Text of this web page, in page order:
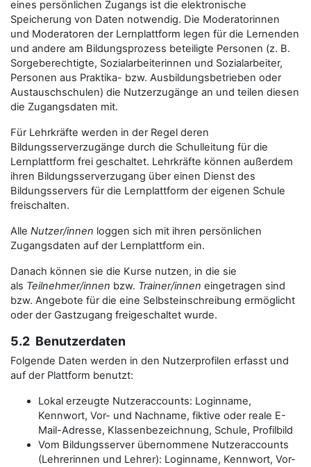
eines persönlichen Zugangs ist die elektronische
Speicherung von Daten notwendig. Die Moderatorinnen
und Moderatoren der Lernplattform legen für die Lernenden
und andere am Bildungsprozess beteiligte Personen (z. B.
Sorgeberechtigte, Sozialarbeiterinnen und Sozialarbeiter,
Personen aus Praktika- bzw. Ausbildungsbetrieben oder
Austauschschulen) die Nutzerzugänge an und teilen diesen
die Zugangsdaten mit.
Für Lehrkräfte werden in der Regel deren
Bildungsserverzugänge durch die Schulleitung für die
Lernplattform frei geschaltet. Lehrkräfte können außerdem
ihren Bildungsserverzugang über einen Dienst des
Bildungsservers für die Lernplattform der eigenen Schule
freischalten.
Alle Nutzer/innen loggen sich mit ihren persönlichen
Zugangsdaten auf der Lernplattform ein.
Danach können sie die Kurse nutzen, in die sie
als Teilnehmer/innen bzw. Trainer/innen eingetragen sind
bzw. Angebote für die eine Selbsteinschreibung ermöglicht
oder der Gastzugang freigeschaltet wurde.
5.2 Benutzerdaten
Folgende Daten werden in den Nutzerprofilen erfasst und
auf der Plattform benutzt:
Lokal erzeugte Nutzeraccounts: Loginname,
Kennwort, Vor- und Nachname, fiktive oder reale E-
Mail-Adresse, Klassenbezeichnung, Schule, Profilbild
Vom Bildungsserver übernommene Nutzeraccounts
(Lehrerinnen und Lehrer): Loginname, Kennwort, Vor-